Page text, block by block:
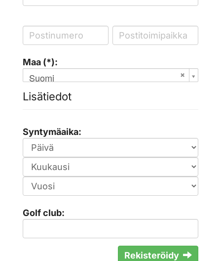
Maa (*):
Suomi
Lisätiedot
Syntymäaika:
Golf club:
Rekisteröidy